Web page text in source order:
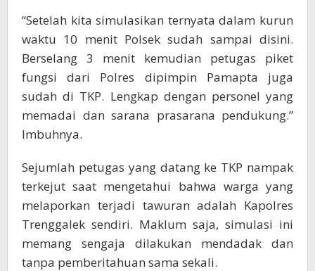
“Setelah kita simulasikan ternyata dalam kurun
waktu 10 menit Polsek sudah sampai disini.
Berselang 3 menit kemudian petugas piket
fungsi dari Polres dipimpin Pamapta juga
sudah di TKP. Lengkap dengan personel yang
memadai dan sarana prasarana pendukung.”
Imbuhnya.
Sejumlah petugas yang datang ke TKP nampak
terkejut saat mengetahui bahwa warga yang
melaporkan terjadi tawuran adalah Kapolres
Trenggalek sendiri. Maklum saja, simulasi ini
memang sengaja dilakukan mendadak dan
tanpa pemberitahuan sama sekali.